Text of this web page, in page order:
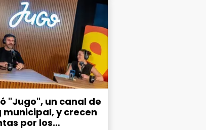
"Jugo", un canal de
y crecen
por los